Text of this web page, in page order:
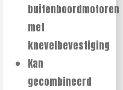
buitenboordmotoren
met
knevelbevestiging
Kan
gecombineerd